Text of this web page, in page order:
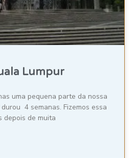
Lumpur
uma pequena parte da nossa
4 semanas. Fizemos essa
depois de muita